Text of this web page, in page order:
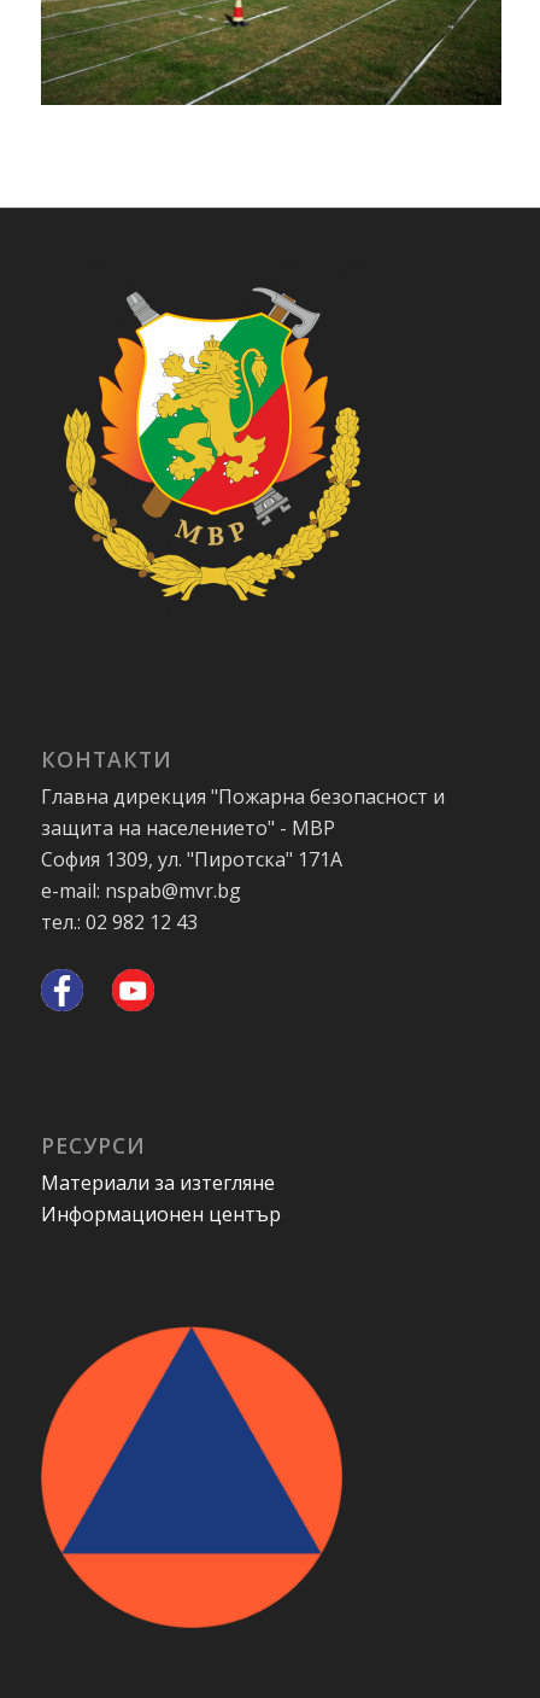
КОНТАКТИ
Главна дирекция "Пожарна безопасност и
защита на населението" - МВР
София 1309, ул. "Пиротска" 171А
e-mail: nspab@mvr.bg
тел.: 02 982 12 43
РЕСУРСИ
Материали за изтегляне
Информационен център